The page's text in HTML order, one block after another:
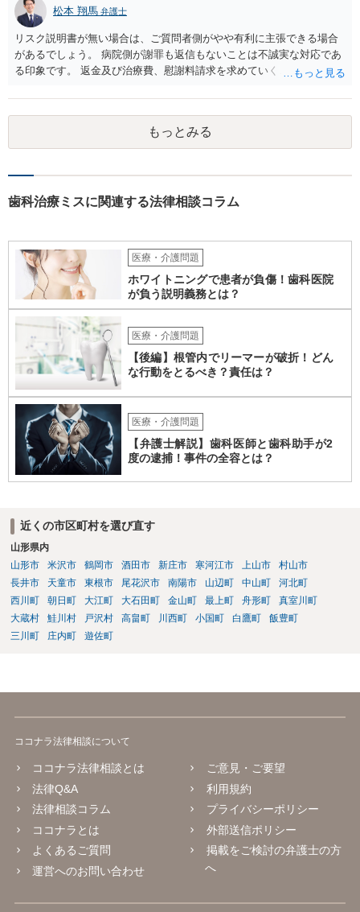
松本 翔馬 弁護士
リスク説明書が無い場合は、ご質問者側がやや有利に主張できる場合
があるでしょう。 病院側が謝罪も返信もないことは不誠実な対応であ
る印象です。 返金及び治療費、慰謝料請求を求めていくことになるか
代理人として病院側との交渉窓口となることも方法の一つです。 ご自
身で内容証明を出される場合、書面にご質問者の不利になる事情を記
載した場合はそれ以降の交渉ハードルが上がってしまうため慎重に検
討されるとよいでしょう。
もっとみる
歯科治療ミスに関連する法律相談コラム
医療・介護問題
ホワイトニングで患者が負傷！歯科医院
が負う説明義務とは？
医療・介護問題
【後編】根管内でリーマーが破折！どん
な行動をとるべき？責任は？
医療・介護問題
【弁護士解説】歯科医師と歯科助手が2
度の逮捕！事件の全容とは？
近くの市区町村を選び直す
山形県内
山形市
米沢市 鶴岡市 酒田市 新庄市 寒河江市 上山市
村山市
長井市
天童市 東根市 尾花沢市 南陽市 山辺町 中山町
河北町
西川町
朝日町 大江町 大石田町 金山町 最上町 舟形町
真室川町
大蔵村
鮭川村 戸沢村 高畠町 川西町 小国町 白鷹町
飯豊町
三川町
庄内町 遊佐町
ココナラ法律相談について
ココナラ法律相談とは
法律Q&A
法律相談コラム
ココナラとは
よくあるご質問
運営へのお問い合わせ
ご意見・ご要望
利用規約
プライバシーポリシー
外部送信ポリシー
掲載をご検討の弁護士の方
へ